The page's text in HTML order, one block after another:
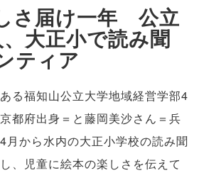
さ届け一年 公立
大正小で読み聞
ティア
る福知山公立大学地域経営学部4
都府出身＝と藤岡美沙さん＝兵
月から水内の大正小学校の読み聞
、児童に絵本の楽しさを伝えて